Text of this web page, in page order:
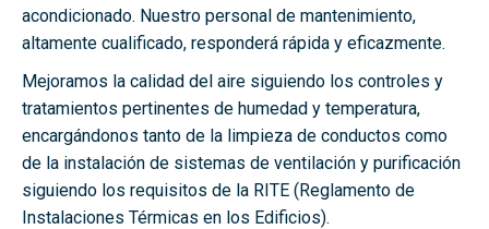
acondicionado. Nuestro personal de mantenimiento,
altamente cualificado, responderá rápida y eficazmente.
Mejoramos la calidad del aire siguiendo los controles y
tratamientos pertinentes de humedad y temperatura,
encargándonos tanto de la limpieza de conductos como
de la instalación de sistemas de ventilación y purificación
siguiendo los requisitos de la RITE (Reglamento de
Instalaciones Térmicas en los Edificios).